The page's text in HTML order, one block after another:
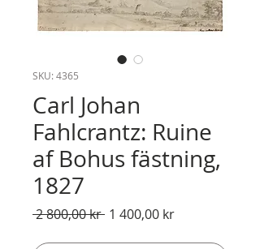
SKU: 4365
Carl Johan
Fahlcrantz: Ruine
af Bohus fästning,
1827
2 800,00 kr Ordinarie
1 400,00 krReapris